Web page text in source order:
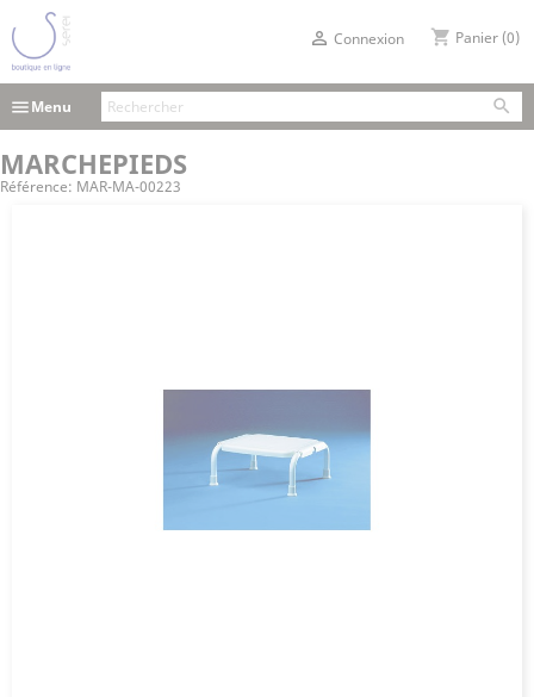
shopping_cart Panier (0)
menuMenu
 Connexion

MARCHEPIEDS
Référence: MAR-MA-00223